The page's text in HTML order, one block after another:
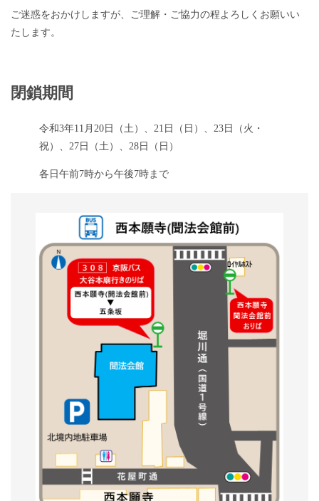
ご迷惑をおかけしますが、ご理解・ご協力の程よろしくお願いい
たします。
閉鎖期間
令和3年11月20日（土）、21日（日）、23日（火・
祝）、27日（土）、28日（日）
各日午前7時から午後7時まで